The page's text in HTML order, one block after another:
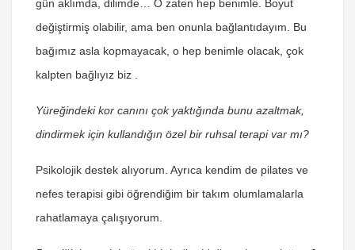
gün aklımda, dilimde… O zaten hep benimle. Boyut
değiştirmiş olabilir, ama ben onunla bağlantıdayım. Bu
bağımız asla kopmayacak, o hep benimle olacak, çok
kalpten bağlıyız biz .
Yüreğindeki kor canını çok yaktığında bunu azaltmak,
dindirmek için kullandığın özel bir ruhsal terapi var mı?
Psikolojik destek alıyorum. Ayrıca kendim de pilates ve
nefes terapisi gibi öğrendiğim bir takım olumlamalarla
rahatlamaya çalışıyorum.